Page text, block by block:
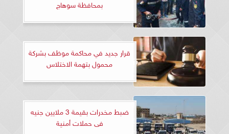
بمحافظة سوهاج
قرار جديد في محاكمة موظف بشركة
محمول بتهمة الاختلاس
ضبط مخدرات بقيمة 3 ملايين جنيه
فى حملات أمنية